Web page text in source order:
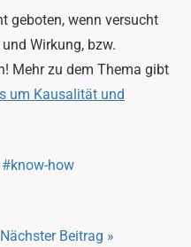
geboten, wenn versucht
Wirkung, bzw.
Mehr zu dem Thema gibt
um Kausalität und
know-how
Nächster Beitrag